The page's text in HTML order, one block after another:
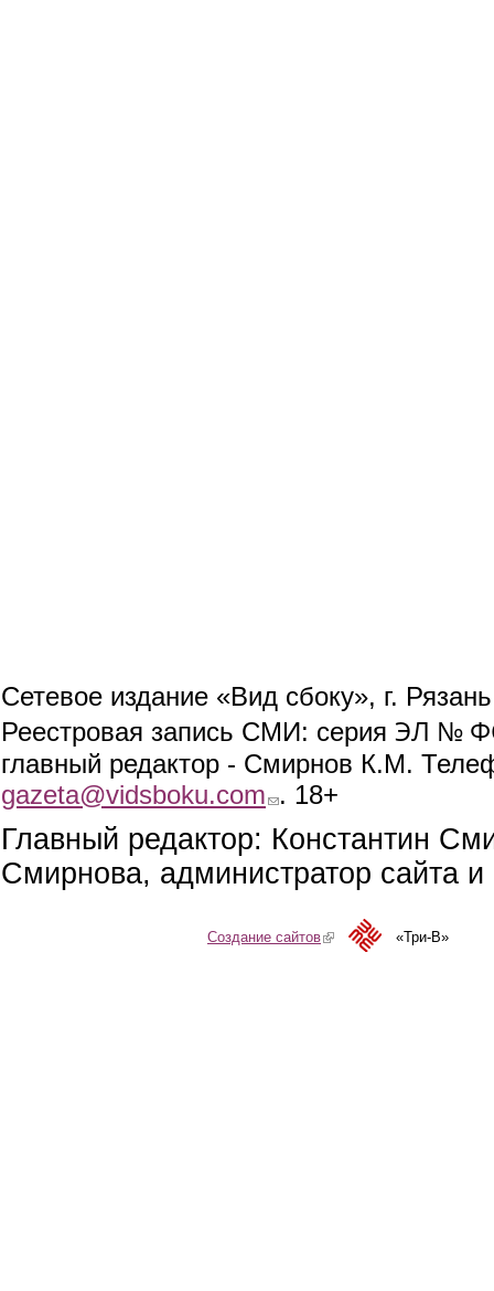
Сетевое издание «Вид сбоку», г.
Реестровая запись СМИ: серия ЭЛ №
главный редактор - Смирнов К.М.
gazeta@vidsboku.com (link sends e-mail)
. 18+
Главный редактор: Константин
Смирнова, администратор сайта
Создание сайтов(link is external)«Три-В»